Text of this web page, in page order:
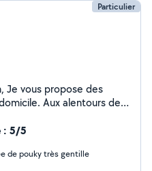
Particulier
Aux alentours de
: 5/5
de pouky très gentille